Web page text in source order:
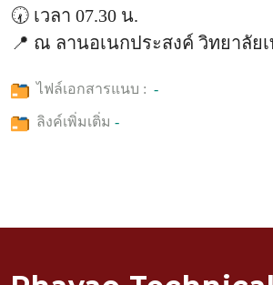
🕢 เวลา 07.30 น.
📍 ณ ลานอเนกประสงค์ วิทยาลัย
ไฟล์เอกสารแนบ : -
ลิงค์เพิ่มเติ่ม -